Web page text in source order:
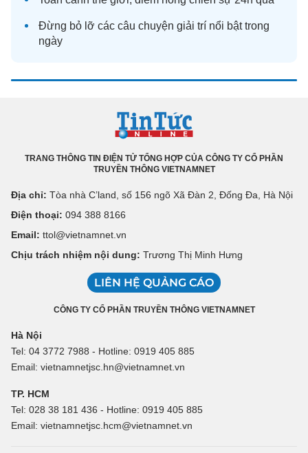
Đừng bỏ lỡ các câu chuyện giải trí nổi bật trong
ngày
TRANG THÔNG TIN ĐIỆN TỬ TỔNG HỢP CỦA CÔNG TY CỔ PHẦN
TRUYỀN THÔNG VIETNAMNET
Địa chỉ: Tòa nhà C’land, số 156 ngõ Xã Đàn 2, Đống Đa, Hà Nội
Điện thoại: 094 388 8166
Email: ttol@vietnamnet.vn
Chịu trách nhiệm nội dung: Trương Thị Minh Hưng
LIÊN HỆ QUẢNG CÁO
CÔNG TY CỔ PHẦN TRUYỀN THÔNG VIETNAMNET
Hà Nội
Tel: 04 3772 7988 - Hotline: 0919 405 885
Email: vietnamnetjsc.hn@vietnamnet.vn
TP. HCM
Tel: 028 38 181 436 - Hotline: 0919 405 885
Email: vietnamnetjsc.hcm@vietnamnet.vn